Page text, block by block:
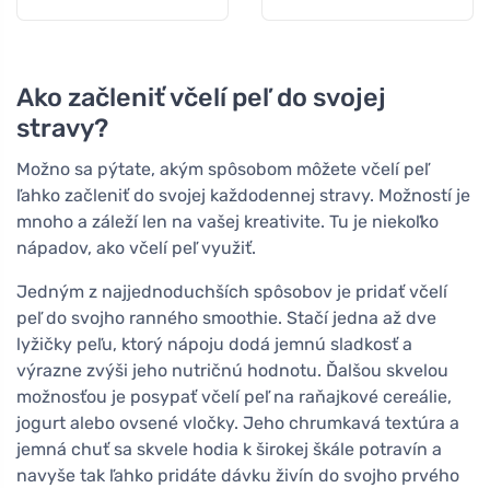
Ako začleniť včelí peľ do svojej
stravy?
Možno sa pýtate, akým spôsobom môžete včelí peľ
ľahko začleniť do svojej každodennej stravy. Možností je
mnoho a záleží len na vašej kreativite. Tu je niekoľko
nápadov, ako včelí peľ využiť.
Jedným z najjednoduchších spôsobov je pridať včelí
peľ do svojho ranného smoothie. Stačí jedna až dve
lyžičky peľu, ktorý nápoju dodá jemnú sladkosť a
výrazne zvýši jeho nutričnú hodnotu. Ďalšou skvelou
možnosťou je posypať včelí peľ na raňajkové cereálie,
jogurt alebo ovsené vločky. Jeho chrumkavá textúra a
jemná chuť sa skvele hodia k širokej škále potravín a
navyše tak ľahko pridáte dávku živín do svojho prvého